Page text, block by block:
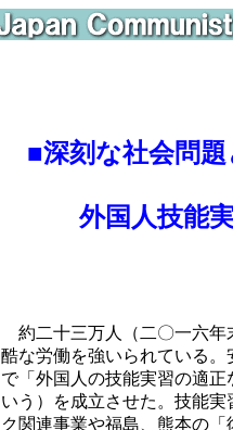
■深刻な社会問
外国人技能実
約二十三万人（二〇一六年
酷な労働を強いられている
で「外国人の技能実習の適
いう）を成立させた。技能
ク関連事業や福島、熊本の